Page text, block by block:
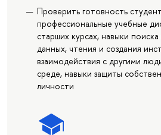
Проверить готовность
профессиональные учебные
старших курсах, навыки
данных, чтения и создания
взаимодействия с другими
среде, навыки защиты
личности